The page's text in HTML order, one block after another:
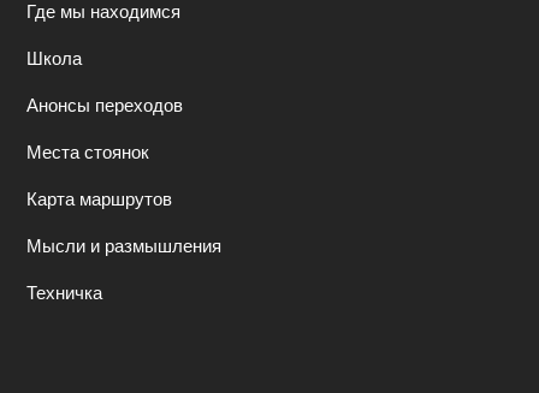
Где мы находимся
Школа
Анонсы переходов
Места стоянок
Карта маршрутов
Мысли и размышления
Техничка